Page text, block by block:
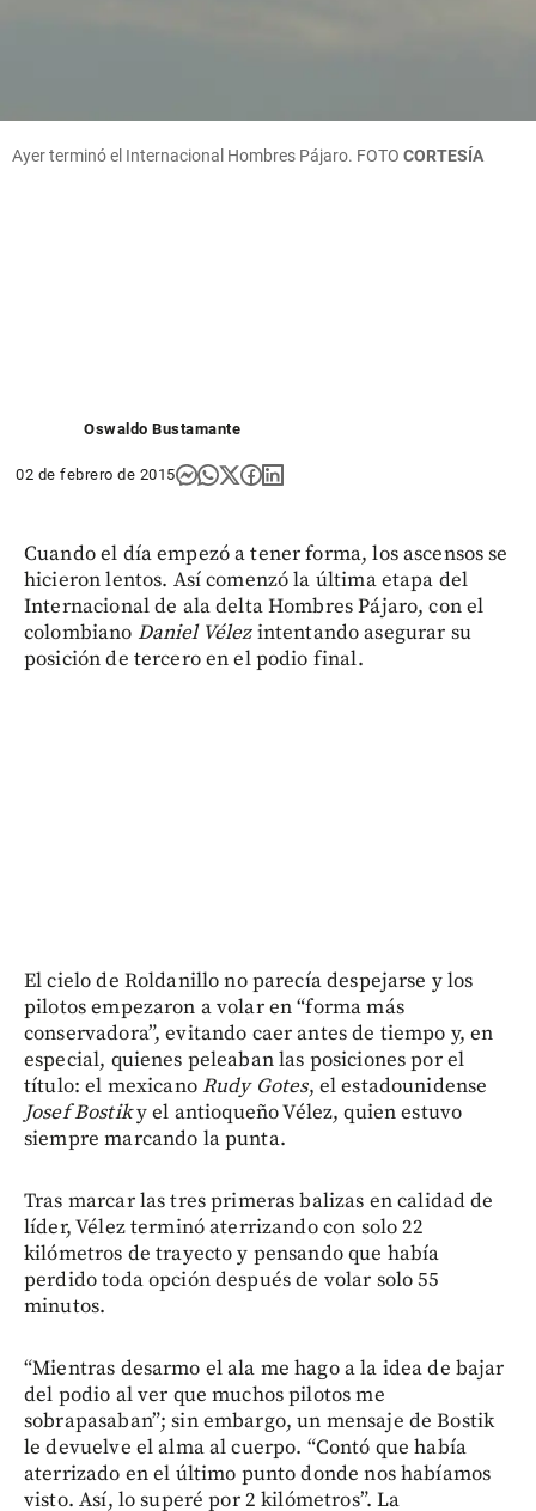
Ayer terminó el Internacional Hombres Pájaro. FOTO CORTESÍA
Oswaldo Bustamante
02 de febrero de 2015
Cuando el día empezó a tener forma, los ascensos se
hicieron lentos. Así comenzó la última etapa del
Internacional de ala delta Hombres Pájaro, con el
colombiano Daniel Vélezintentando asegurar su
posición de tercero en el podio final.
El cielo de Roldanillo no parecía despejarse y los
pilotos empezaron a volar en “forma más
conservadora”, evitando caer antes de tiempo y, en
especial, quienes peleaban las posiciones por el
título: el mexicanoRudy Gotes, el estadounidense
Josef Bostiky el antioqueño Vélez, quien estuvo
siempre marcando la punta.
Tras marcar las tres primeras balizas en calidad de
líder, Vélez terminó aterrizando con solo 22
kilómetros de trayecto y pensando que había
perdido toda opción después de volar solo 55
minutos.
“Mientras desarmo el ala me hago a la idea de bajar
del podio al ver que muchos pilotos me
sobrapasaban”; sin embargo, un mensaje de Bostik
le devuelve el alma al cuerpo. “Contó que había
aterrizado en el último punto donde nos habíamos
visto. Así, lo superé por 2 kilómetros”. La